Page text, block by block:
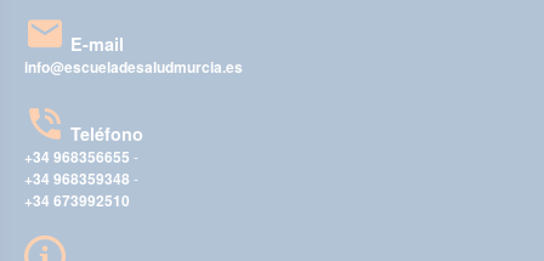
E-mail
info@escueladesaludmurcia.es
Teléfono
+34 968356655 -
+34 968359348 -
+34 673992510